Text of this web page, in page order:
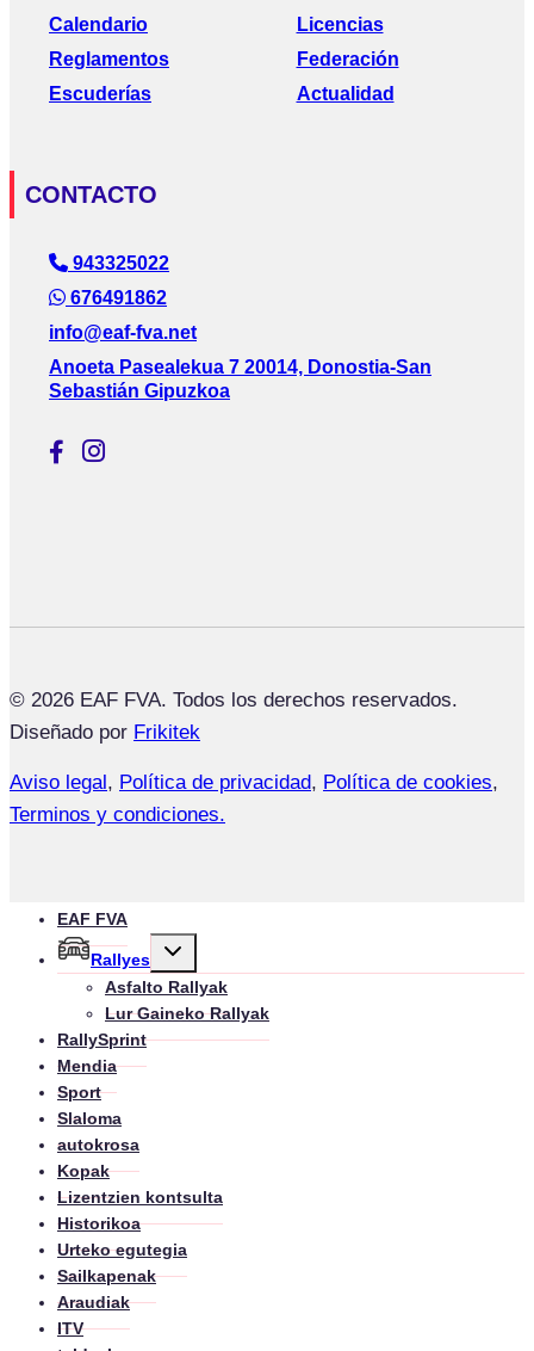
Calendario
Reglamentos
Escuderías
Licencias
Federación
Actualidad
CONTACTO
943325022
676491862
info@eaf-fva.net
Anoeta Pasealekua 7 20014, Donostia-San
Sebastián Gipuzkoa
© 2026 EAF FVA. Todos los derechos reservados.
Diseñado por Frikitek
Aviso legal, Política de privacidad, Política de cookies,
Terminos y condiciones.
EAF FVA
Rallyes
Toggle
child
menu
Asfalto Rallyak
Lur Gaineko Rallyak
RallySprint
Mendia
Sport
Slaloma
autokrosa
Kopak
Lizentzien kontsulta
Historikoa
Urteko egutegia
Sailkapenak
Araudiak
ITV